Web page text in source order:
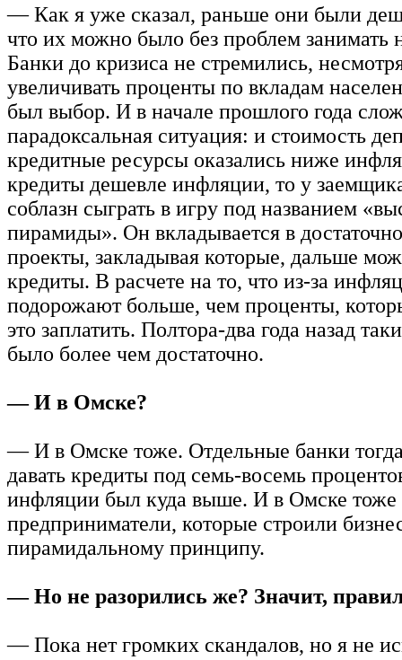
— Как я уже сказал, раньше они были
что их можно было без проблем занимать
Банки до кризиса не стремились,
увеличивать проценты по вкладам
был выбор. И в начале прошлого года
парадоксальная ситуация: и стоимость
кредитные ресурсы оказались ниже
кредиты дешевле инфляции, то у
соблазн сыграть в игру под названием
пирамиды». Он вкладывается в
проекты, закладывая которые, дальше
кредиты. В расчете на то, что из-за
подорожают больше, чем проценты,
это заплатить. Полтора-два года назад
было более чем достаточно.
— И в Омске?
— И в Омске тоже. Отдельные банки
давать кредиты под семь-восемь
инфляции был куда выше. И в Омске
предприниматели, которые строили
пирамидальному принципу.
— Но не разорились же? Значит,
— Пока нет громких скандалов, но я не